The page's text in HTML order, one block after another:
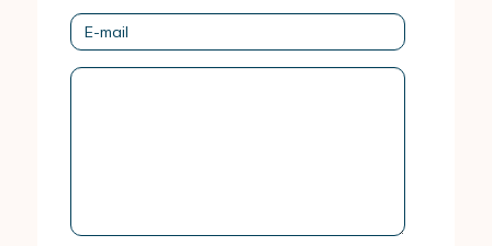
E-
mail
Message